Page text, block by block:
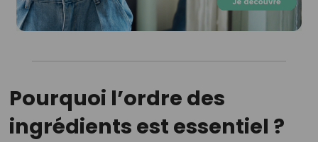
Pourquoi l’ordre des
ingrédients est essentiel ?